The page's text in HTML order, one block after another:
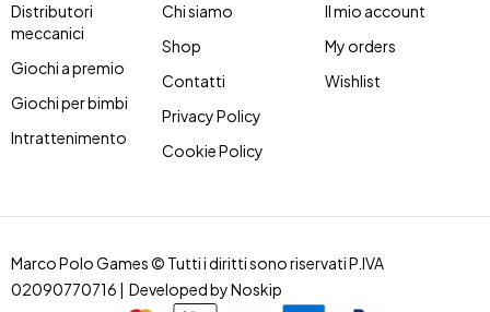
Distributori
meccanici
Giochi a premio
Giochi per bimbi
Intrattenimento
Chi siamo
Shop
Contatti
Privacy Policy
Cookie Policy
Il mio account
My orders
Wishlist
Marco Polo Games © Tutti i diritti sono riservati P.IVA
02090770716 | Developed byNoskip